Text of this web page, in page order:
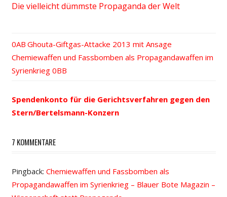
Die vielleicht dümmste Propaganda der Welt
Beitrags-
Navigation
Vorheriger
Beitrag:
Ghouta-Giftgas-Attacke 2013 mit Ansage
Nächster
Beitrag:
Chemiewaffen und Fassbomben als Propagandawaffen im
Syrienkrieg
Spendenkonto für die Gerichtsverfahren gegen den
Stern/Bertelsmann-Konzern
7 KOMMENTARE
Pingback: Chemiewaffen und Fassbomben als
Propagandawaffen im Syrienkrieg – Blauer Bote Magazin –